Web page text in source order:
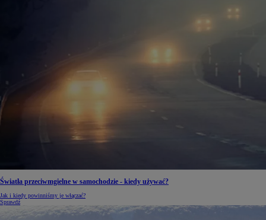
Światła przeciwmgielne w samochodzie - kiedy używać?
Jak i kiedy powinniśmy je włączać?
Sprawdź